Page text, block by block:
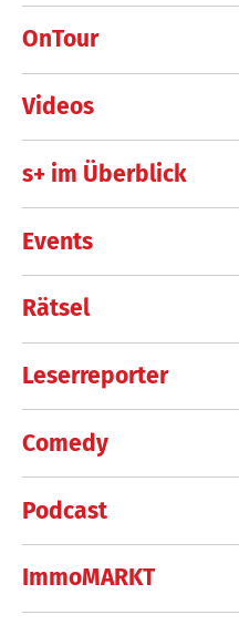
OnTour
Videos
s+ im Überblick
Events
Rätsel
Leserreporter
Comedy
Podcast
ImmoMARKT